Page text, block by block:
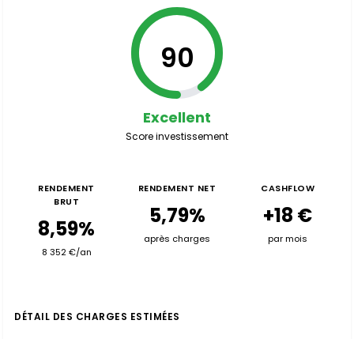
90
Excellent
Score investissement
RENDEMENT
BRUT
8,59%
8 352 €/an
RENDEMENT NET
5,79%
après charges
CASHFLOW
+18 €
par mois
DÉTAIL DES CHARGES ESTIMÉES